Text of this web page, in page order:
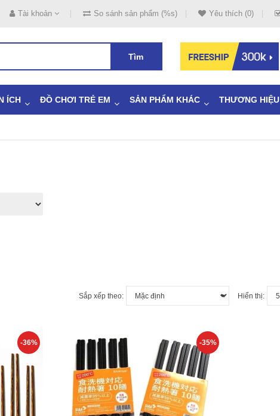
Tài khoản So sánh sản phẩm (%s) Yêu thích (0)
Tìm
ÍCH ĐỒ CHƠI TRẺ EM SẢN PHẨM KHÁC THƯƠNG HIỆU
Sắp xếp theo: Hiển thị:
-36% -35%